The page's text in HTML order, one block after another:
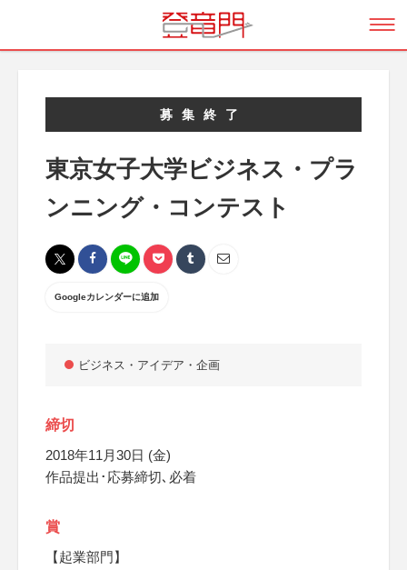
募集終了
東京女子大学ビジネス・プラ
ンニング・コンテスト
Googleカレンダーに追加
ビジネス・アイデア・企画
締切
2018年11月30日 (金)
作品提出･応募締切､必着
賞
【起業部門】